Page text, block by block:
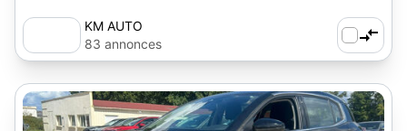
KM AUTO
83 annonces